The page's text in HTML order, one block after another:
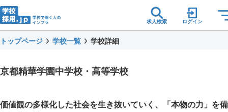
求人検索 ログイン
トップページ 学校一覧 学校詳細
京都精華学園中学校・高等学校
価値観の多様化した社会を生き抜いていく、「本物の力」を備